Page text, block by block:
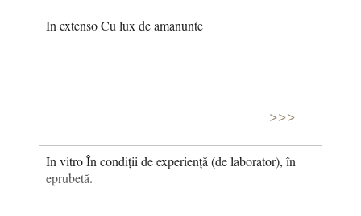
In extenso Cu lux de amanunte
>>>
In vitro În condiții de experiență (de laborator), în
eprubetă.